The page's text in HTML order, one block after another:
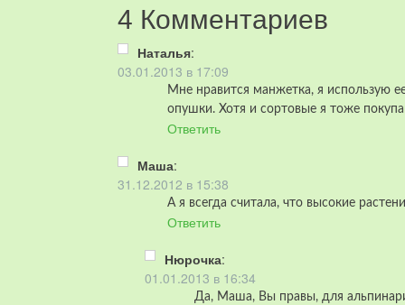
навигация
4 Комментариев
Наталья:
03.01.2013 в 17:09
Мне нравится манжетка, я использую
опушки. Хотя и сортовые я тоже
Ответить
Маша:
31.12.2012 в 15:38
А я всегда считала, что высокие
Ответить
Нюрочка:
01.01.2013 в 16:34
Да, Маша, Вы правы, для